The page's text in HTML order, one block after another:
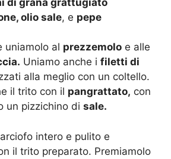
olio sale, e pepe
uniamolo al prezzemolo e alle
Uniamo anche i filetti di
alla meglio con un coltello.
il trito con il pangrattato, con
un pizzichino di sale.
intero e pulito e
il trito preparato. Premiamolo